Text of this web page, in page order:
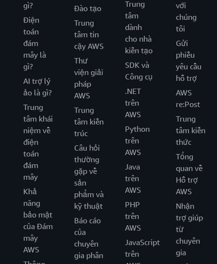
gì?
Điện
toán
đám
mây là
gì?
AI trợ lý
ảo là gì?
Trung
tâm khái
niệm về
điện
toán
đám
mây
Khả
năng
bảo mật
của Đám
mây
AWS
Đào tạo
Trung
tâm tin
cậy AWS
Thư
viện giải
pháp
AWS
Trung
tâm kiến
trúc
Câu hỏi
thường
gặp về
sản
phẩm và
kỹ thuật
Báo cáo
của
chuyên
gia phân
Trung
tâm
dành
cho nhà
kiến tạo
SDK và
Công cụ
.NET
trên
AWS
Python
trên
AWS
Java
trên
AWS
PHP
trên
AWS
JavaScript
trên
với
chúng
tôi
Gửi
phiếu
yêu cầu
hỗ trợ
AWS
re:Post
Trung
tâm kiến
thức
Tổng
quan về
Hỗ trợ
AWS
Nhận
trợ giúp
từ
chuyên
gia